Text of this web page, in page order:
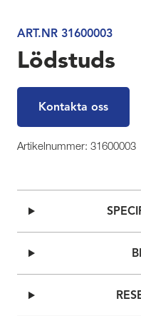
ART.NR 31600003
Lödstuds
Kontakta oss
Artikelnummer: 31600003